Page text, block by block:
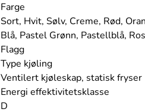
Farge
Sort, Hvit, Sølv, Creme, Rød,
Blå, Pastel Grønn, Pastellblå,
Flagg
Type kjøling
Ventilert kjøleskap, statisk fryser
Energi effektivitetsklasse
D